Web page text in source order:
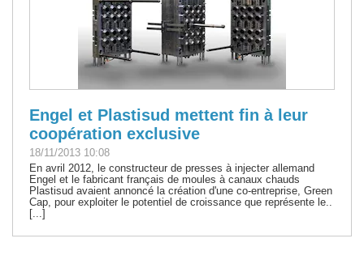
Engel et Plastisud mettent fin à leur
coopération exclusive
18/11/2013 10:08
En avril 2012, le constructeur de presses à injecter allemand
Engel et le fabricant français de moules à canaux chauds
Plastisud avaient annoncé la création d'une co-entreprise, Green
Cap, pour exploiter le potentiel de croissance que représente le..
[...]